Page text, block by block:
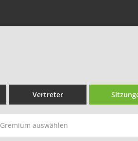
Vertreter
Gremium auswählen